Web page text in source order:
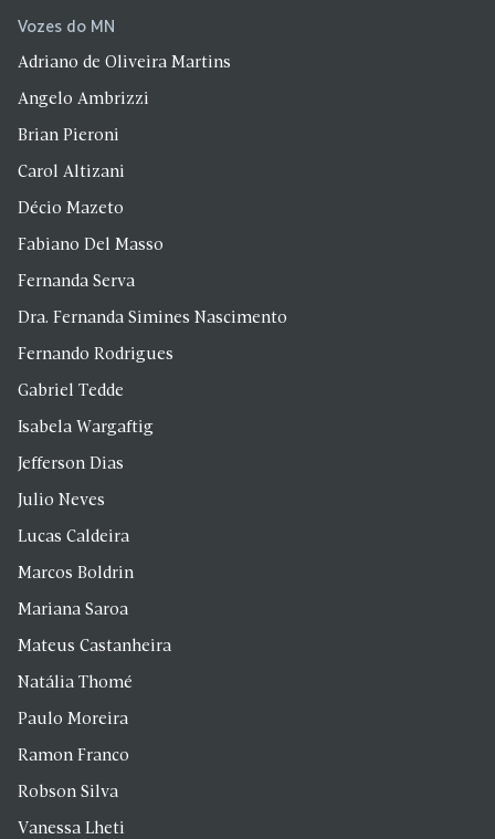
Vozes do MN
Adriano de Oliveira Martins
Angelo Ambrizzi
Brian Pieroni
Carol Altizani
Décio Mazeto
Fabiano Del Masso
Fernanda Serva
Dra. Fernanda Simines Nascimento
Fernando Rodrigues
Gabriel Tedde
Isabela Wargaftig
Jefferson Dias
Julio Neves
Lucas Caldeira
Marcos Boldrin
Mariana Saroa
Mateus Castanheira
Natália Thomé
Paulo Moreira
Ramon Franco
Robson Silva
Vanessa Lheti